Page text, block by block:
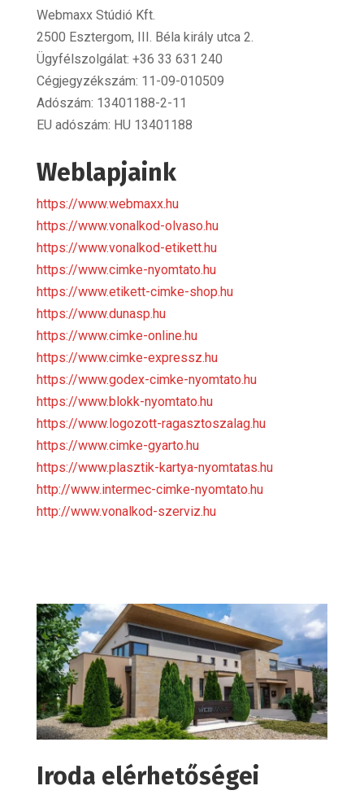
Webmaxx Stúdió Kft.
2500 Esztergom, III. Béla király utca 2.
Ügyfélszolgálat: +36 33 631 240
Cégjegyzékszám: 11-09-010509
Adószám: 13401188-2-11
EU adószám: HU 13401188
Weblapjaink
https://www.webmaxx.hu
https://www.vonalkod-olvaso.hu
https://www.vonalkod-etikett.hu
https://www.cimke-nyomtato.hu
https://www.etikett-cimke-shop.hu
https://www.dunasp.hu
https://www.cimke-online.hu
https://www.cimke-expressz.hu
https://www.godex-cimke-nyomtato.hu
https://www.blokk-nyomtato.hu
https://www.logozott-ragasztoszalag.hu
https://www.cimke-gyarto.hu
https://www.plasztik-kartya-nyomtatas.hu
http://www.intermec-cimke-nyomtato.hu
http://www.vonalkod-szerviz.hu
Iroda elérhetőségei